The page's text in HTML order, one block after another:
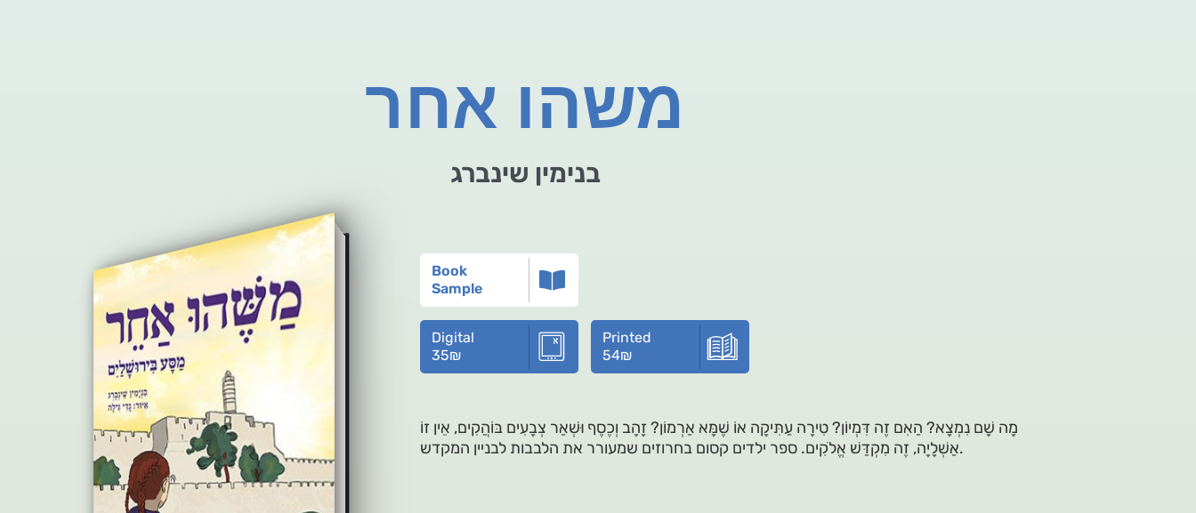
משהו אחר
בנימין שינברג
Book
Sample
Digital
35₪
Printed
54₪
מָה שָׁם נִמְצָא? הַאִם זֶה דִּמְיוֹן? טִירָה עַתִּיקָה אוֹ שֶׁמָּא אַרְמוֹן? זָהָב וְכֶסֶף וּשְׁאַר צְבָעִים בּוֹהֲקִים, אֵין זוֹ
אַשְׁלָיָה, זֶה מִקְדַּשׁ אֱלֹקִים. ספר ילדים קסום בחרוזים שמעורר את הלבבות לבניין המקדש.